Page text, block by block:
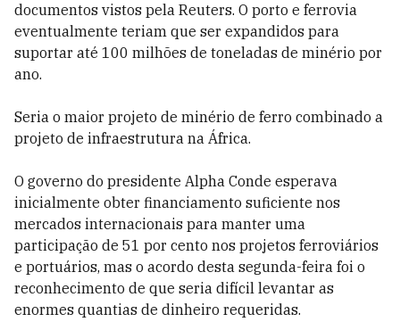
documentos vistos pela Reuters. O porto e ferrovia
eventualmente teriam que ser expandidos para
suportar até 100 milhões de toneladas de minério por
ano.
Seria o maior projeto de minério de ferro combinado a
projeto de infraestrutura na África.
O governo do presidente Alpha Conde esperava
inicialmente obter financiamento suficiente nos
mercados internacionais para manter uma
participação de 51 por cento nos projetos ferroviários
e portuários, mas o acordo desta segunda-feira foi o
reconhecimento de que seria difícil levantar as
enormes quantias de dinheiro requeridas.